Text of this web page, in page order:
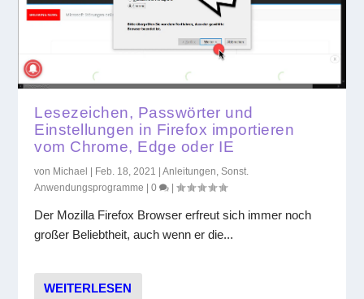
Lesezeichen, Passwörter und
Einstellungen in Firefox importieren
vom Chrome, Edge oder IE
von Michael | Feb. 18, 2021 |Anleitungen ,Sonst.
Anwendungsprogramme |0 |
Der Mozilla Firefox Browser erfreut sich immer noch
großer Beliebtheit, auch wenn er die...
WEITERLESEN